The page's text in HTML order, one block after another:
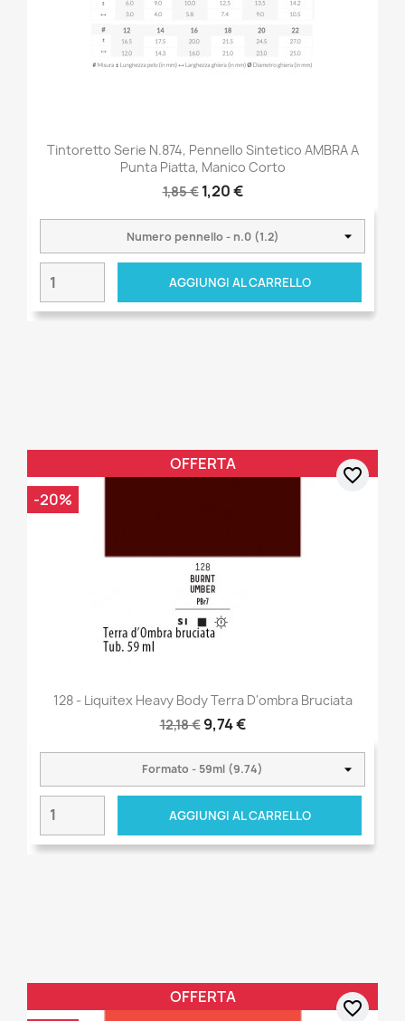
Tintoretto Serie N.874, Pennello Sintetico AMBRA A
Punta Piatta, Manico Corto
1,85 € 1,20 €
AGGIUNGI AL CARRELLO
128 - Liquitex Heavy Body Terra D'ombra Bruciata
12,18 € 9,74 €
AGGIUNGI AL CARRELLO
OFFERTA
-20%
favorite_border
OFFERTA
favorite_border